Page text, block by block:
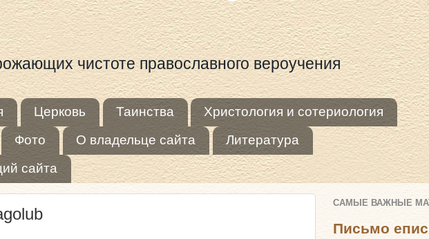
чистоте православного вероучения
Церковь Таинства
Христология и сотериология
Фото О владельце сайта
Литература
сайта
САМЫЕ ВАЖНЫЕ
Письмо